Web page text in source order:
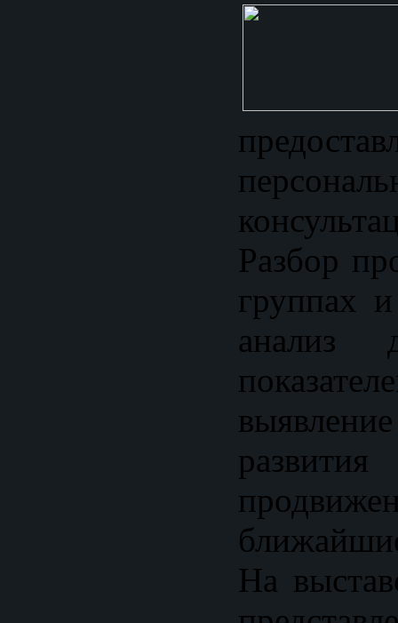
Разбор
группах
анализ
На